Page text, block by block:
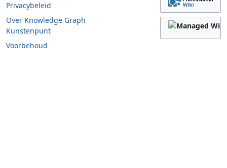
Privacybeleid
Over Knowledge Graph
Kunstenpunt
Voorbehoud